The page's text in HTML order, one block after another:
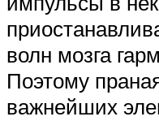
волн мозга
Поэтому
важнейших